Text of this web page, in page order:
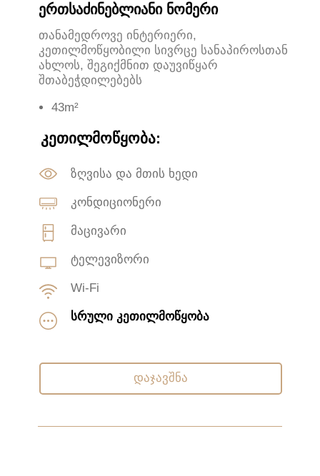
ᲔᲠᲗᲡᲐᲫᲘᲜᲔᲑᲚᲘᲐᲜᲘ ᲜᲝᲛᲔᲠᲘ
თანამედროვე ინტერიერი,
კეთილმოწყობილი სივრცე სანაპიროსთან
ახლოს, შეგიქმნით დაუვიწყარ
შთაბეჭდილებებს
ზღვისა და მთის ხედი
კონდიციონერი
მაცივარი
ტელევიზორი
Wi-Fi
სრული კეთილმოწყობა
დაჯავშნა
ᲙᲔᲗᲘᲚᲛᲝᲬᲧᲝᲑᲐ:
43m²